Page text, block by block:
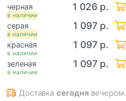
в наличии
черная 1 026 р.
в наличии
серая 1 097 р.
в наличии
красная 1 097 р.
в наличии
зеленая 1 097 р.
Доставкасегодня вечером.